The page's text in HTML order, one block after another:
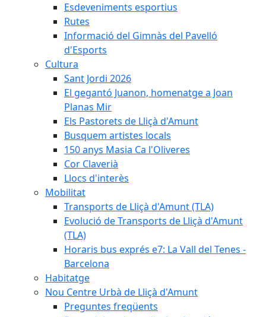
Esdeveniments esportius
Rutes
Informació del Gimnàs del Pavelló
d'Esports
Cultura
Sant Jordi 2026
El gegantó Juanon, homenatge a Joan
Planas Mir
Els Pastorets de Lliçà d'Amunt
Busquem artistes locals
150 anys Masia Ca l'Oliveres
Cor Claverià
Llocs d'interès
Mobilitat
Transports de Lliçà d'Amunt (TLA)
Evolució de Transports de Lliçà d'Amunt
(TLA)
Horaris bus exprés e7: La Vall del Tenes -
Barcelona
Habitatge
Nou Centre Urbà de Lliçà d'Amunt
Preguntes freqüents